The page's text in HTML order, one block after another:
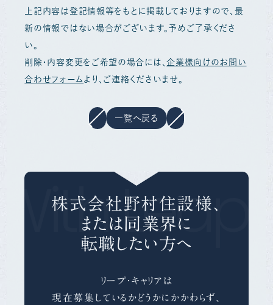
上記内容は登記情報等をもとに掲載しておりますので、最
新の情報ではない場合がございます。予めご了承くださ
い。
削除・内容変更をご希望の場合には、企業様向けのお問い
合わせフォーム より、ご連絡くださいませ。
一覧へ戻る
Leap
株式会社野村住設様、
または同業界に
転職したい方へ
リープ・キャリアは
現在募集しているかどうかにかかわらず、